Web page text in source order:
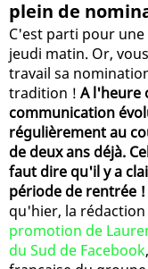
plein de
C'est parti pour
jeudi matin. Or,
travail sa
tradition ! A l'heure
communication
régulièrement au
de deux ans déjà.
faut dire qu'il y a
période de rentrée !
qu'hier, la
promotion de
du Sud de Facebook